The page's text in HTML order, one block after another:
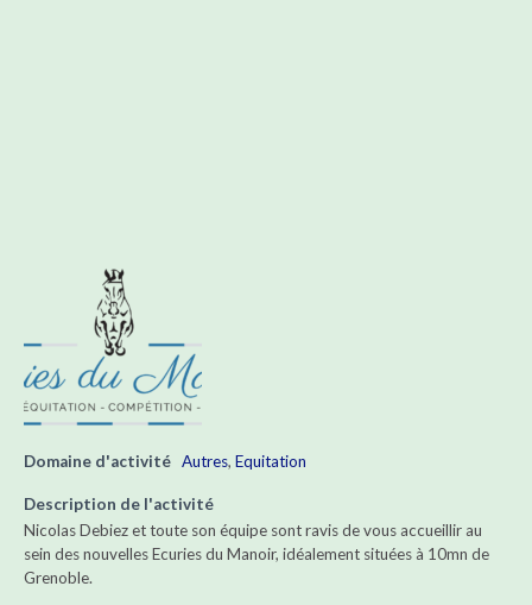
Domaine d'activité Autres, Equitation
Description de l'activité
Nicolas Debiez et toute son équipe sont ravis de vous accueillir au
sein des nouvelles Ecuries du Manoir, idéalement situées à 10mn de
Grenoble.